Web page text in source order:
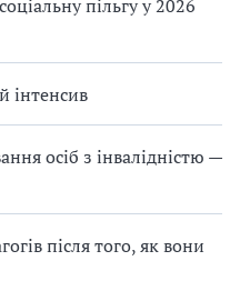
пільгу у 2026
інтенсив
осіб з інвалідністю —
після того, як вони